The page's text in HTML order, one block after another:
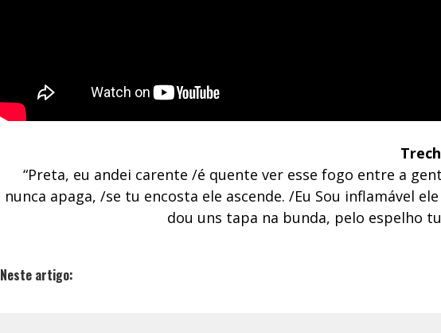
“Preta, eu andei carente /é quente ver esse fogo entre a
nunca apaga, /se tu encosta ele ascende. /Eu Sou inflamável
dou uns tapa na bunda, pelo espelho tu
Neste artigo: